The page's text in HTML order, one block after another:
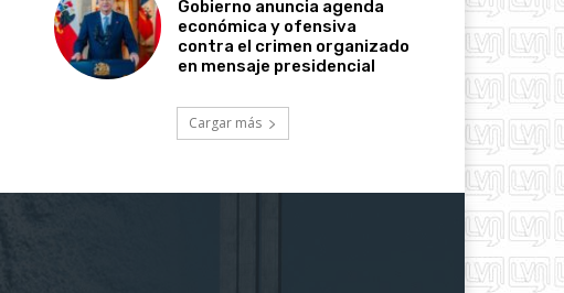
Gobierno anuncia agenda
económica y ofensiva
contra el crimen organizado
en mensaje presidencial
Cargar más